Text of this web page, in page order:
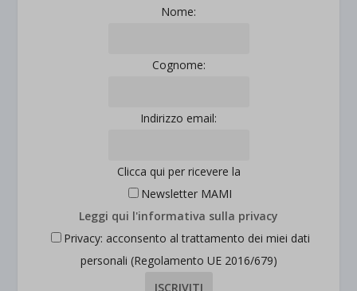
Nome:
Cognome:
Indirizzo email:
Clicca qui per ricevere la
Newsletter MAMI
Leggi qui l'informativa sulla privacy
Privacy: acconsento al trattamento dei miei dati
personali (Regolamento UE 2016/679)